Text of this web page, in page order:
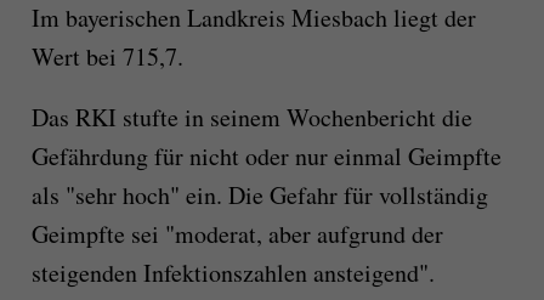
Im bayerischen Landkreis Miesbach liegt der
Wert bei 715,7.
Das RKI stufte in seinem Wochenbericht die
Gefährdung für nicht oder nur einmal Geimpfte
als "sehr hoch" ein. Die Gefahr für vollständig
Geimpfte sei "moderat, aber aufgrund der
steigenden Infektionszahlen ansteigend".